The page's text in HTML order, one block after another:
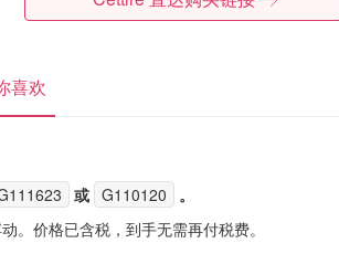
喜欢
或 G110120
。
。价格已含税，到手无需再付税费。